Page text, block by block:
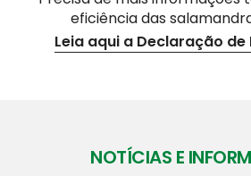
eficiência das
Leia aqui a Declaração de
NOTÍCIAS E